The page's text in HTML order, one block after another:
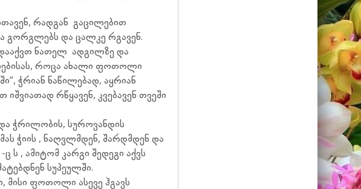
რადგან გაცილებით
გორგლებს და ცალკე რგავენ.
ნათელ ადგილზე და
როცა ახალი ფოთოლი
ჭრიან ნაწილებად, აყრიან
რწყავენ, კვებავენ თვეში
ჭრილობის, სუროვანდის
ჭიის , ნაღვლმდენ, შარდმდენ და
ს , ამიტომ კარგი შედეგი აქვს
სუპეულში.
მისი ფოთოლი ასევე ჰგავს